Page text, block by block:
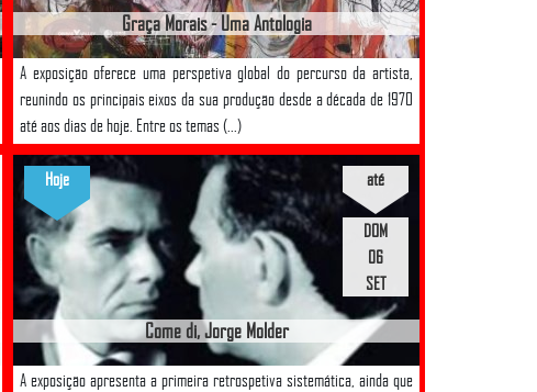
Graça Morais - Uma Antologia
A exposição oferece uma perspetiva global do percurso da artista,
reunindo os principais eixos da sua produção desde a década de 1970
até aos dias de hoje. Entre os temas (...)
Come di, Jorge Molder
A exposição apresenta a primeira retrospetiva sistemática, ainda que
até
DOM
06
SET
Hoje